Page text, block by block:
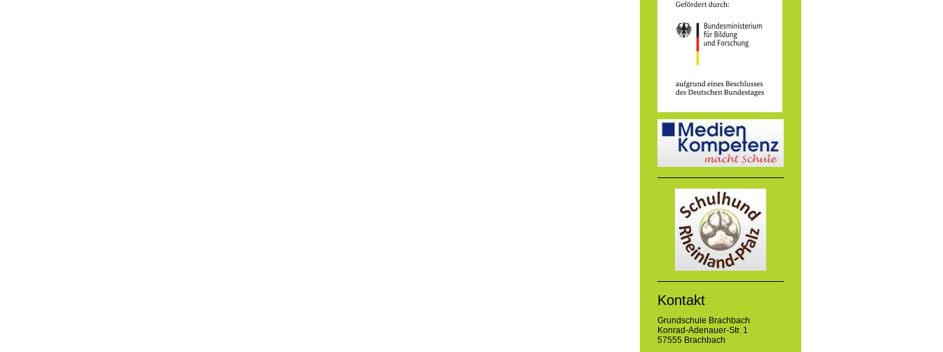
Kontakt
Grundschule Brachbach
Konrad-Adenauer-Str. 1
57555 Brachbach